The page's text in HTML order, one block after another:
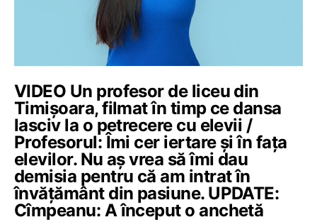
VIDEO Un profesor de liceu din
Timișoara, filmat în timp ce dansa
lasciv la o petrecere cu elevii /
Profesorul: Îmi cer iertare și în fața
elevilor. Nu aș vrea să îmi dau
demisia pentru că am intrat în
învățământ din pasiune. UPDATE:
Cîmpeanu: A început o anchetă